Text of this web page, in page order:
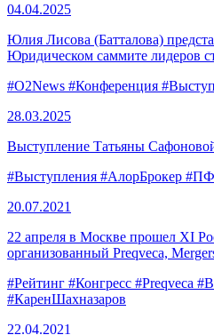
04.04.2025
Юлия Лисова (Батталова)
Юридическом саммите лидеров
#O2News #Конференция
28.03.2025
Выступление Татьяны
#Выступления #АлорБрокер
20.07.2021
22 апреля в Москве прошел XI
организованный Preqveca,
#Рейтинг #Конгресс #Preqveca
#КаренШахназаров
22.04.2021